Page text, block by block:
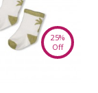
25%
Off